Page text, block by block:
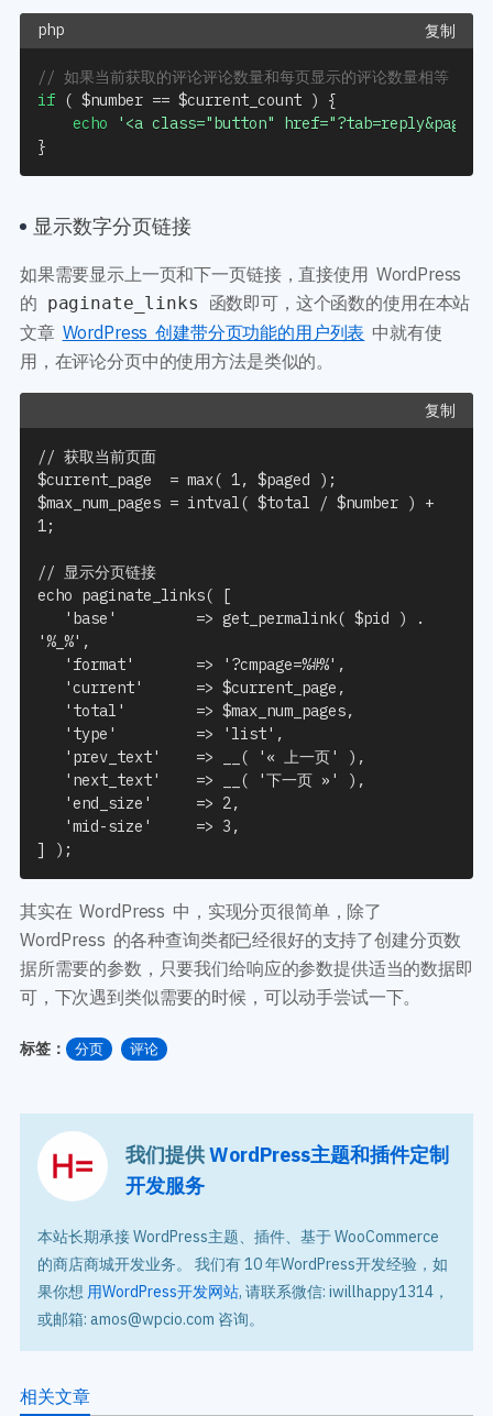
复制
// 如果当前获取的评论评论数量和每页显示的评论数量相等，说
if ( $number == $current_count )
{
echo
'<a class="button"
}
显示数字分页链接
如果需要显示上一页和下一页链接，直接使用 WordPress
的 paginate_links
函数即可，这个函数的使用在本站
文章 WordPress 创建带分页功能的用户列表 中就有使
用，在评论分页中的使用方法是类似的。
复制
// 获取当前页面
$current_page  = max( 1, $paged );
$max_num_pages = intval( $total / $number ) +
1;
// 显示分页链接
echo paginate_links( [
'%_%',
] );
其实在 WordPress 中，实现分页很简单，除了
WordPress 的各种查询类都已经很好的支持了创建分页数
据所需要的参数，只要我们给响应的参数提供适当的数据即
可，下次遇到类似需要的时候，可以动手尝试一下。
标签： 分页 评论
我们提供WordPress主题和插件定制
开发服务
本站长期承接 WordPress主题、插件、基于 WooCommerce
的商店商城开发业务。 我们有 10 年WordPress开发经验，如
果你想 用WordPress开发网站, 请联系微信: iwillhappy1314，
或邮箱: amos@wpcio.com 咨询。
相关文章